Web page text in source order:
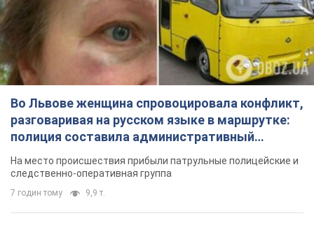
Во Львове женщина спровоцировала конфликт,
разговаривая на русском языке в маршрутке:
полиция составила административный
протокол. Видео
На место происшествия прибыли патрульные полицейские и
следственно-оперативная группа
7 годин тому 9,9 т.